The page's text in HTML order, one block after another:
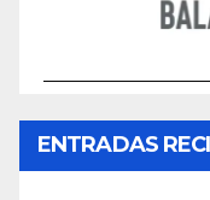
ENTRADAS